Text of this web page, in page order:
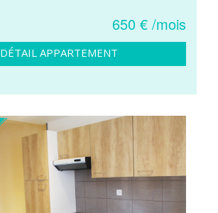
650 € /mois
DÉTAIL APPARTEMENT